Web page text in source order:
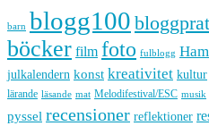
barn blogg100 bloggprat
böcker film foto fulblogg
julkalendern konst kreativitet kultur
lärande läsande mat Melodifestival/ESC musik
pyssel recensioner reflektioner